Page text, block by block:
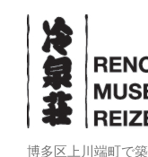
博多区上川端町で